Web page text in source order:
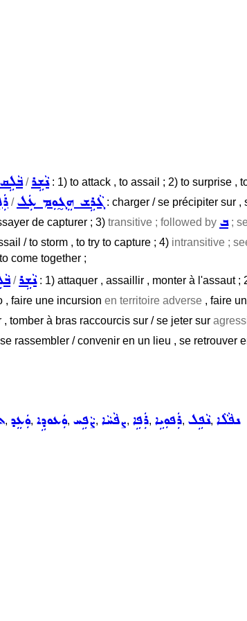
ܒܵܠܹܩ/ܢܵܫܹܪ: 1) to attack , to assail ; 2) to surprise ,
/ܓܵܪܹܫ ܗܸܓ̰ܘܼܡ ܥܲܠ : charger / se précipiter sur ,
de capturer ; 3) transitive ; followed by ܒ;
/ to storm , to try to capture ; 4) intransitive ;
come together ;
/ܢܵܫܹܪ: 1) attaquer , assaillir , monter à l'assaut ;
, faire une incursion en territoire adverse , faire
tomber à bras raccourcis sur / se jeter sur
rassembler / convenir en un lieu , se retrouver
, ܘܲܥܸܕ, ܘܲܥܘܕܹܐ, ܨܵܦܹܚ, ܨܦܵܚܵܐ, ܪܲܦܹܐ, ܪܲܦܘܼܝܹܐ, ܢܵܦܹܠ, ܢܦܵܠܵܐ